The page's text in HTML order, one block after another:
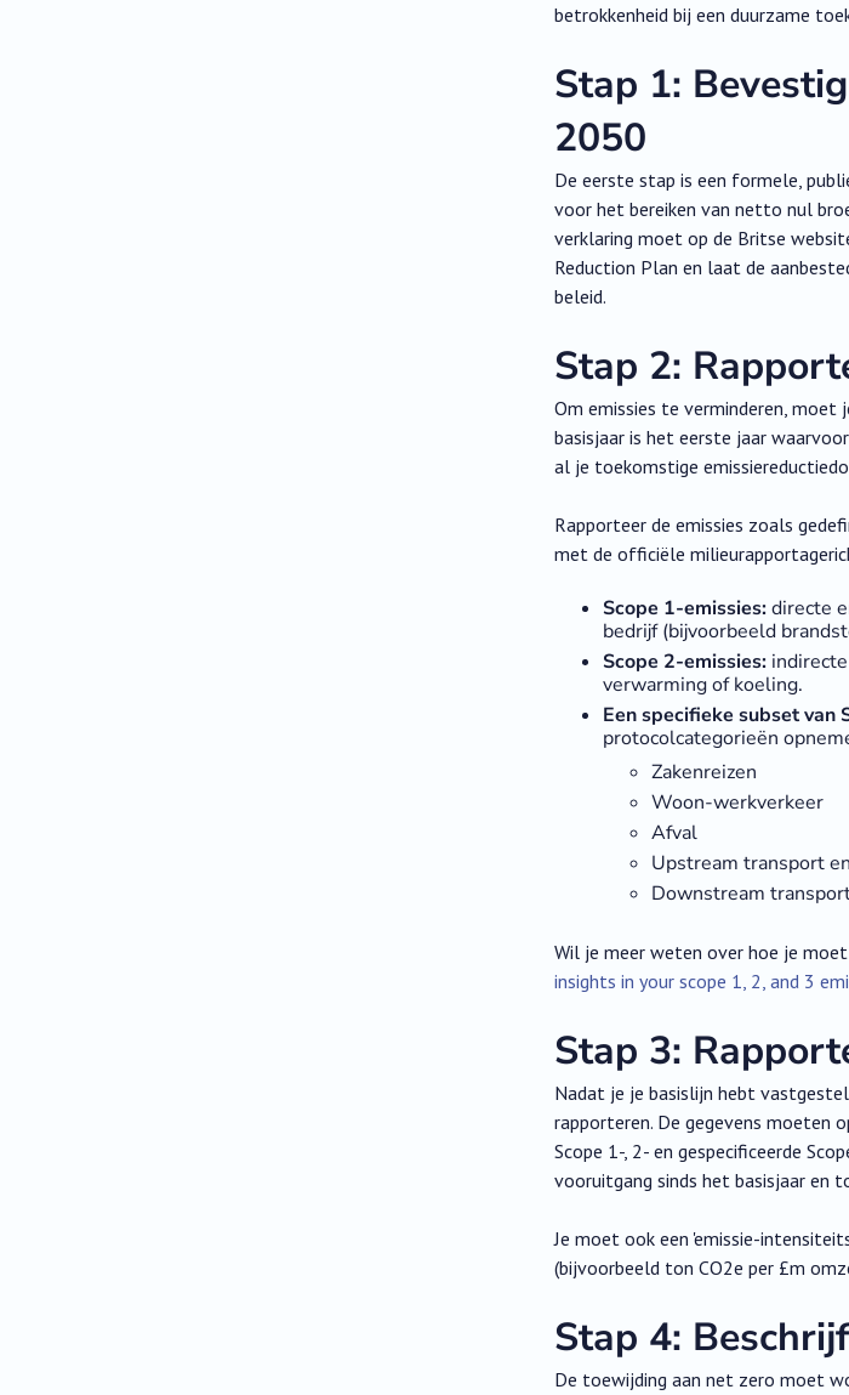
betrokkenheid bij een duurzame
Stap 1:
2050
De eerste stap is een formele,
voor het bereiken van netto nul
verklaring moet op de Britse
Reduction Plan en laat de
beleid.
Stap 2:
Om emissies te verminderen,
basisjaar is het eerste jaar
al je toekomstige
Rapporteer de emissies zoals
met de officiële
Scope 1-emissies:directe
bedrijf (bijvoorbeeld
Scope 2-emissies:indirecte
verwarming of koeling.
Een specifieke subset van
protocolcategorieën
Zakenreizen
Woon-werkverkeer
Afval
Upstream transport
Downstream
Wil je meer weten over hoe je
insights in your scope 1, 2, and 3
Stap 3:
Nadat je je basislijn hebt
rapporteren. De gegevens moeten
Scope 1-, 2- en gespecificeerde
vooruitgang sinds het basisjaar en
Je moet ook een 'emissie-
(bijvoorbeeld ton CO2e per £m
Stap 4:
De toewijding aan net zero moet